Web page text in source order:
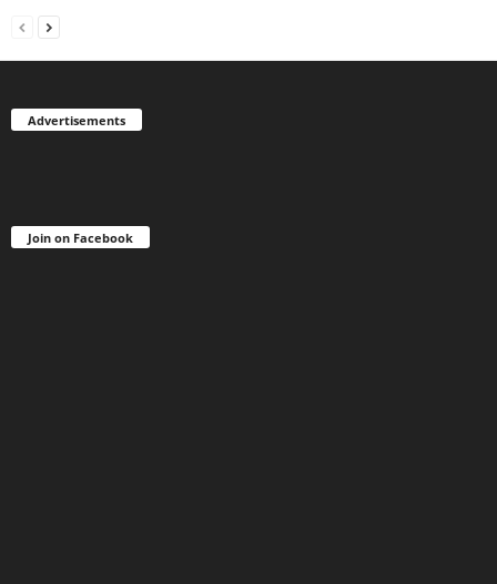
Advertisements
Join on Facebook